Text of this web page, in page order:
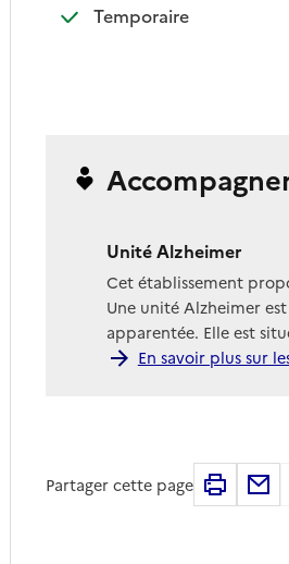
Temporaire: disponible
Unité Alzheimer
Cet établissement
Une unité Alzheimer
apparentée. Elle est
En savoir plus sur
Partager cette page